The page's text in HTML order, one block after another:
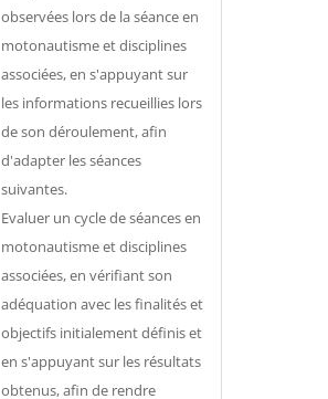
observées lors de la séance en
motonautisme et disciplines
associées, en s'appuyant sur
les informations recueillies lors
de son déroulement, afin
d'adapter les séances
suivantes.
Evaluer un cycle de séances en
motonautisme et disciplines
associées, en vérifiant son
adéquation avec les finalités et
objectifs initialement définis et
en s'appuyant sur les résultats
obtenus, afin de rendre